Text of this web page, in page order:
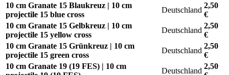
10 cm Granate 15 Blaukreuz | 10 cm
projectile 15 blue cross
Deutschland
2,50
€
10 cm Granate 15 Gelbkreuz | 10 cm
projectile 15 yellow cross
Deutschland
2,50
€
10 cm Granate 15 Grünkreuz | 10 cm
projectile 15 green cross
Deutschland
2,50
€
10 cm Granate 19 (19 FES) | 10 cm
Deutschland
2,50